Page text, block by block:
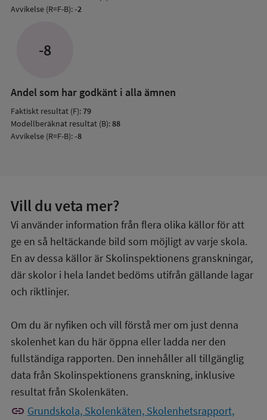
Avvikelse (R=F-B):-2
-8
Andel som har godkänt i alla ämnen
Faktiskt resultat (F):79
Modellberäknat resultat (B):88
Avvikelse (R=F-B):-8
Vill du veta mer?
Vi använder information från flera olika källor för att
ge en så heltäckande bild som möjligt av varje skola.
En av dessa källor är Skolinspektionens granskningar,
där skolor i hela landet bedöms utifrån gällande lagar
och riktlinjer.
Om du är nyfiken och vill förstå mer om just denna
skolenhet kan du här öppna eller ladda ner den
fullständiga rapporten. Den innehåller all tillgänglig
data från Skolinspektionens granskning, inklusive
resultat från Skolenkäten.
link Grundskola, Skolenkäten, Skolenhetsrapport,